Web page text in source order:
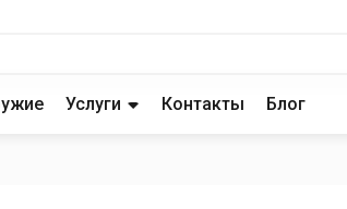
Услуги Контакты Блог